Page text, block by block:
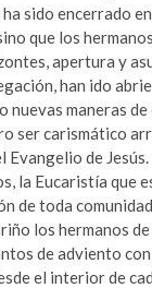
sido encerrado
que los
apertura y
han ido
nuevas maneras
ser carismático
Evangelio de Jesús.
la Eucaristía que
de toda
los hermanos
de adviento
el interior de